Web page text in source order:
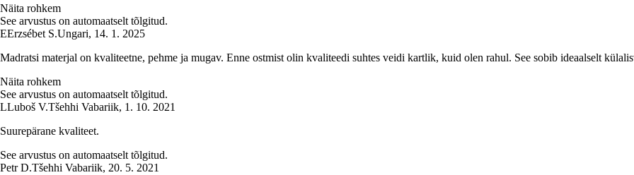
Näita rohkem
See arvustus on automaatselt tõlgitud.
EErzsébet S.Ungari, 14. 1. 2025
Madratsi materjal on kvaliteetne, pehme ja mugav. Enne ostmist olin kvaliteedi suhtes veidi kartlik, kuid olen rahul. See sobib ideaalselt
Näita rohkem
See arvustus on automaatselt tõlgitud.
LLuboš V.Tšehhi Vabariik, 1. 10. 2021
Suurepärane kvaliteet.
See arvustus on automaatselt tõlgitud.
Petr D.Tšehhi Vabariik, 20. 5. 2021